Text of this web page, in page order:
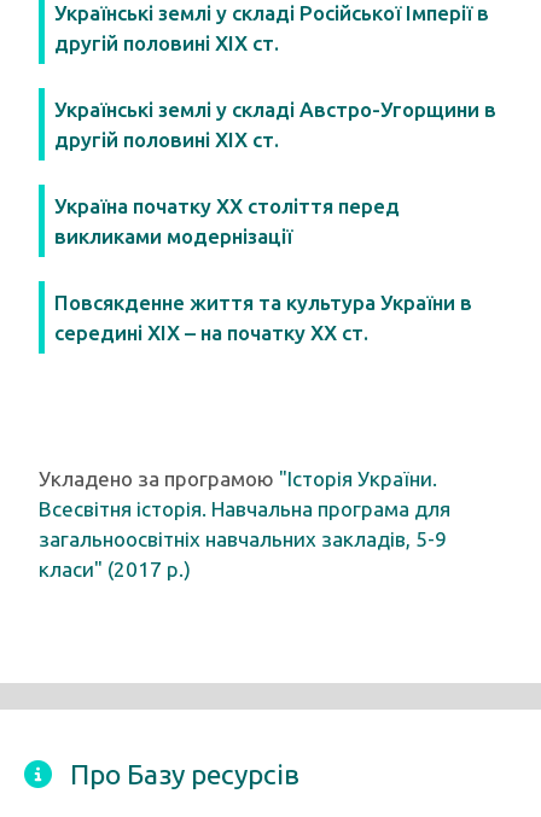
Українські землі у складі Російської Імперії в
другій половині ХІХ ст.
Українські землі у складі Австро-Угорщини в
другій половині ХІХ ст.
Україна початку ХХ століття перед
викликами модернізації
Повсякденне життя та культура України в
середині ХІХ – на початку ХХ ст.
Укладено за програмою "Історія України.
Всесвітня історія. Навчальна програма для
загальноосвітніх навчальних закладів, 5-9
класи" (2017 р.)
Про Базу ресурсів